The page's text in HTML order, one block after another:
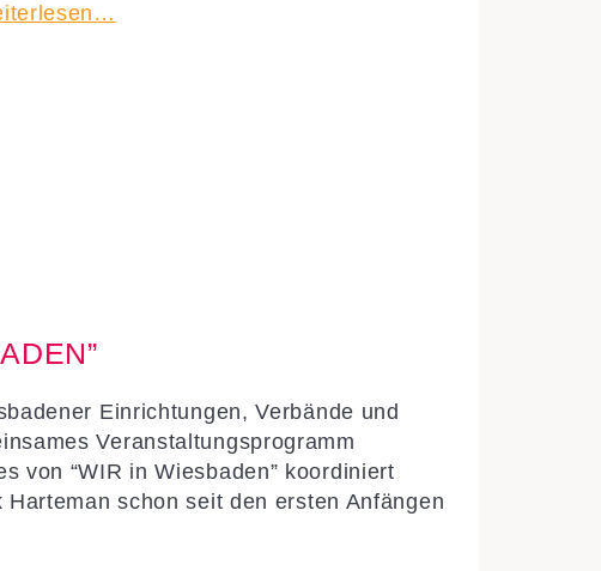
Einrichtungen, Verbände und
Veranstaltungsprogramm
von “WIR in Wiesbaden” koordiniert
schon seit den ersten Anfängen